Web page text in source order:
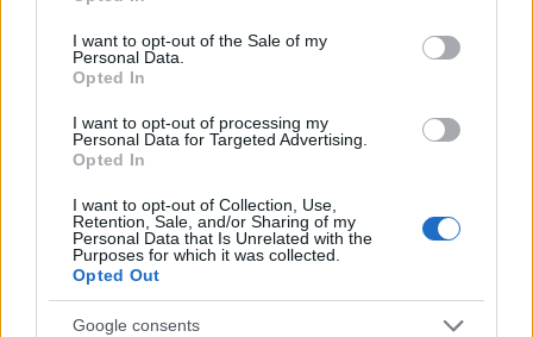
use your data for below specified purposes in below Google
consent section.
I want to opt-out of the Sale of my
Personal Data.
Opted In
I want to opt-out of processing my
Personal Data for Targeted Advertising.
Opted In
I want to opt-out of Collection, Use,
Retention, Sale, and/or Sharing of my
Personal Data that Is Unrelated with the
Purposes for which it was collected.
Opted Out
Google consents
arcukkal (és koponyájukkal!), rugalmas
mozgásukkal és eleséseikkel a helyükön vannak;
különösen Ollé Erik gesztuskészlete és
hórihorgassága lép túl a sémán az abszurd felé, de
Lucskay Róbert is hozza az arcvonások nélküli
pamfletalakot. Himaláj házaspárként Gados Béla és
Kovács Vanda összehangolt kettős; az eleganciába
Hufnágel gróf tartalékolja a később előkerülő
böhöm parlagiság jeleit; Szikszai Rémusz jelesül és
decensen produkálja az (itt még) operetthülyére vett
Professzor etikettbe illeszthető hányingerrohamait.
Az előkelők kvartettje - Varga Gabriella, Czukor